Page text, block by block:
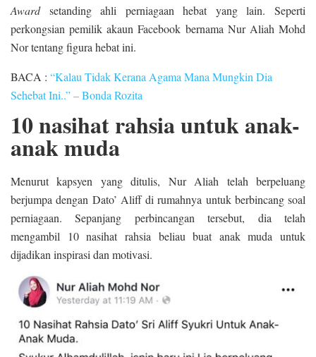
Awardsetanding ahli perniagaan hebat yang lain. Seperti
perkongsian pemilik akaun Facebook bernama Nur Aliah Mohd
Nor tentang figura hebat ini.
BACA : “Kalau Tidak Kerana Agama Mana Mungkin Dia
Sehebat Ini..” – Bonda Rozita
10 nasihat rahsia untuk anak-
anak muda
Menurut kapsyen yang ditulis, Nur Aliah telah berpeluang
berjumpa dengan Dato’ Aliff di rumahnya untuk berbincang soal
perniagaan. Sepanjang perbincangan tersebut, dia telah
mengambil 10 nasihat rahsia beliau buat anak muda untuk
dijadikan inspirasi dan motivasi.